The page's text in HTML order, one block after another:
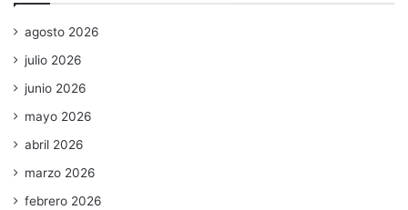
agosto 2026
julio 2026
junio 2026
mayo 2026
abril 2026
marzo 2026
febrero 2026